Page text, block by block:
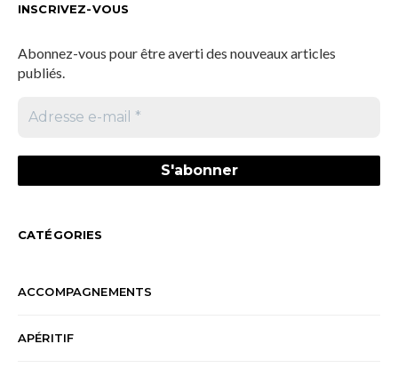
INSCRIVEZ-VOUS
Abonnez-vous pour être averti des nouveaux articles
publiés.
CATÉGORIES
ACCOMPAGNEMENTS
APÉRITIF